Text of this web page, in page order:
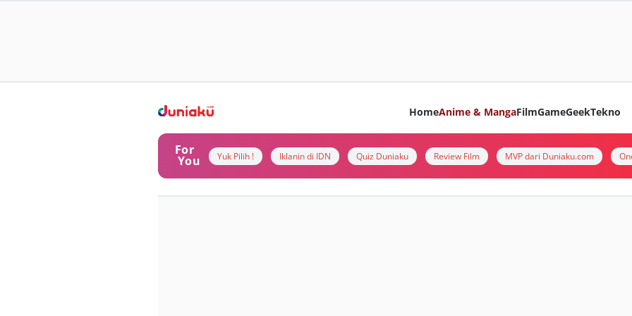
HomeAnime & MangaFilmGameGeekTekno
For
You Yuk Pilih ! Iklanin di IDN Quiz Duniaku Review Film MVP dari Duniaku.com